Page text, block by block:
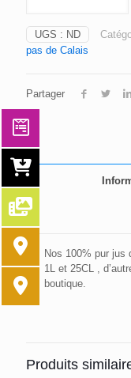
DE
POMME
FRAMBOISE
UGS : ND
pas de Calais
Partager
Nos 100% pur jus
1L et 25CL ,
boutique.
Produits